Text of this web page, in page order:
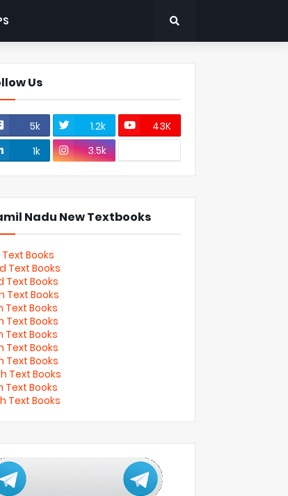
Us
5k 1.2k
43K
1k
3.5k
Nadu New Textbooks
Text Books
Text Books
Text Books
Text Books
Text Books
Text Books
Text Books
Text Books
Text Books
Text Books
Text Books
Text Books